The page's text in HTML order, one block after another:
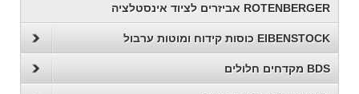
ROTENBERGER אביזרים לציוד אינסטלציה
EIBENSTOCK כוסות קידוח ומוטות ערבול
BDS מקדחים חלולים